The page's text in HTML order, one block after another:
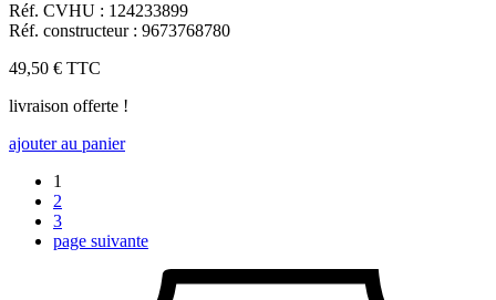
Réf. CVHU : 124233899
Réf. constructeur : 9673768780
49,50 € TTC
livraison offerte !
ajouter au panier
1
2
3
page suivante